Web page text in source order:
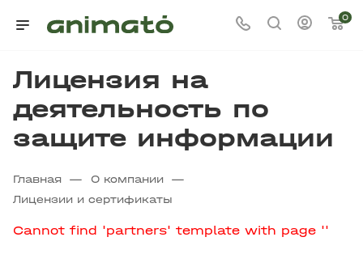
0
Лицензия на
деятельность по
защите информации
Главная — О компании —
Лицензии и сертификаты
Cannot find 'partners' template with page ''